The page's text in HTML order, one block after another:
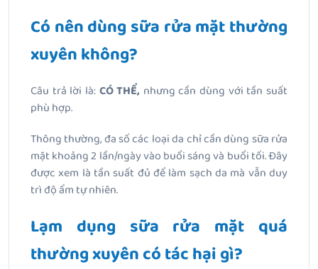
Có nên dùng sữa rửa mặt thường
xuyên không?
Câu trả lời là: CÓ THỂ, nhưng cần dùng với tần suất
phù hợp.
Thông thường, đa số các loại da chỉ cần dùng sữa rửa
mặt khoảng 2 lần/ngày vào buổi sáng và buổi tối. Đây
được xem là tần suất đủ để làm sạch da mà vẫn duy
trì độ ẩm tự nhiên.
Lạm dụng sữa rửa mặt quá
thường xuyên có tác hại gì?